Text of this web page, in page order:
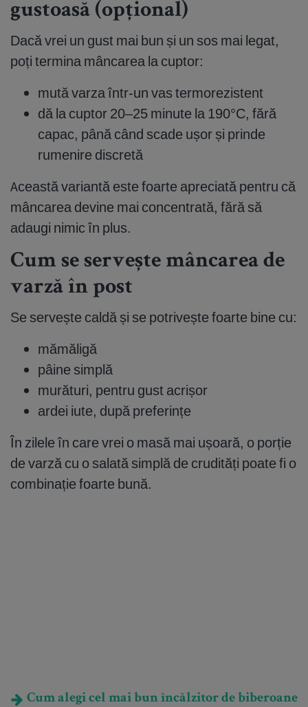
gustoasă (opțional)
Dacă vrei un gust mai bun și un sos mai legat,
poți termina mâncarea la cuptor:
mută varza într-un vas termorezistent
dă la cuptor 20–25 minute la 190°C, fără
capac, până când scade ușor și prinde
rumenire discretă
Această variantă este foarte apreciată pentru că
mâncarea devine mai concentrată, fără să
adaugi nimic în plus.
Cum se servește mâncarea de
varză în post
Se servește caldă și se potrivește foarte bine cu:
mămăligă
pâine simplă
murături, pentru gust acrișor
ardei iute, după preferințe
În zilele în care vrei o masă mai ușoară, o porție
de varză cu o salată simplă de crudități poate fi o
combinație foarte bună.
Cum alegi cel mai bun încălzitor de biberoane